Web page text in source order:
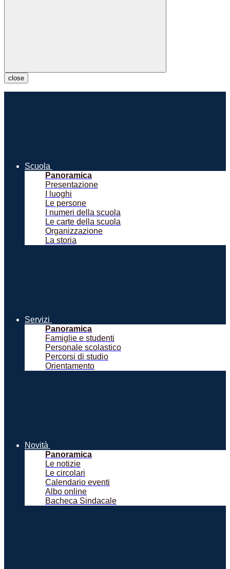
close
Scuola
Panoramica
Presentazione
I luoghi
Le persone
I numeri della scuola
Le carte della scuola
Organizzazione
La storia
Servizi
Panoramica
Famiglie e studenti
Personale scolastico
Percorsi di studio
Orientamento
Novità
Panoramica
Le notizie
Le circolari
Calendario eventi
Albo online
Bacheca Sindacale